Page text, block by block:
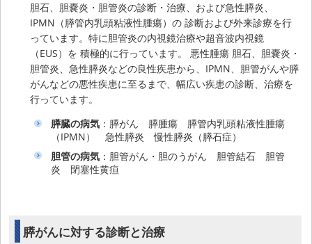
胆石、胆嚢炎・胆管炎の診断・治療、および急性膵炎、
IPMN（膵管内乳頭粘液性腫瘍）の 診断および外来診療を行
っています。特に胆管炎の内視鏡治療や超音波内視鏡
（EUS）を 積極的に行っています。 悪性腫瘍 胆石、胆嚢炎・
胆管炎、急性膵炎などの良性疾患から、IPMN、胆管がんや膵
がんなどの悪性疾患に至るまで、幅広い疾患の診断、治療を
行っています。
膵臓の病気 ：膵がん 膵腫瘍 膵管内乳頭粘液性腫瘍
（IPMN） 急性膵炎 慢性膵炎（膵石症）
胆管の病気 ：胆管がん・胆のうがん 胆管結石 胆管
炎 閉塞性黄疸
膵がんに対する診断と治療